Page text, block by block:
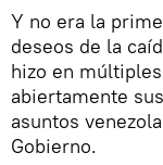
Y no era la
deseos de la
hizo en
abiertamente
asuntos
Gobierno.